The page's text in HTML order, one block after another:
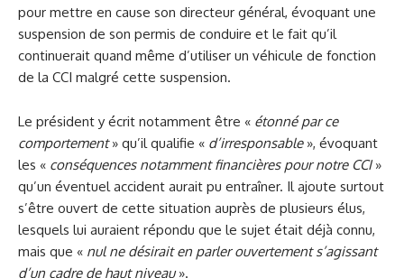
pour mettre en cause son directeur général, évoquant une
suspension de son permis de conduire et le fait qu’il
continuerait quand même d’utiliser un véhicule de fonction
de la CCI malgré cette suspension.
Le président y écrit notamment être « étonné par ce
comportement» qu’il qualifie « d’irresponsable», évoquant
les « conséquences notamment financières pour notre CCI»
qu’un éventuel accident aurait pu entraîner. Il ajoute surtout
s’être ouvert de cette situation auprès de plusieurs élus,
lesquels lui auraient répondu que le sujet était déjà connu,
mais que « nul ne désirait en parler ouvertement s’agissant
d’un cadre de haut niveau».